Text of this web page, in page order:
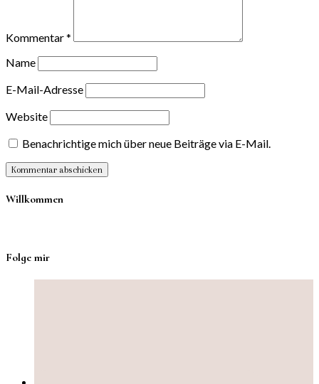
Kommentar*
Name
E-Mail-Adresse
Website
Benachrichtige mich über neue Beiträge via E-Mail.
Willkommen
Folge mir